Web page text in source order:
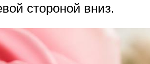
стороной вниз.